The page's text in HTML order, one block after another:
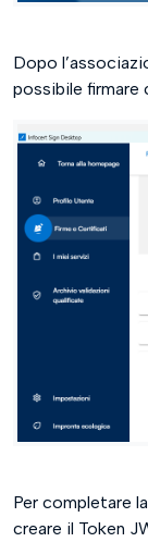
Dopo
possibile firmare
Per completare
creare il Token